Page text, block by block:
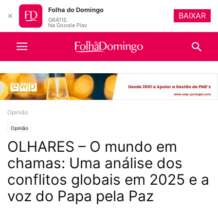
Opinião
Opinião
OLHARES – O mundo em
chamas: Uma análise dos
conflitos globais em 2025 e a
voz do Papa pela Paz
✕
Folha do Domingo
GRÁTIS
Na Google Play
BAIXAR